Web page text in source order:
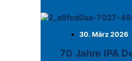
30. März 2026
70 Jahre IPA